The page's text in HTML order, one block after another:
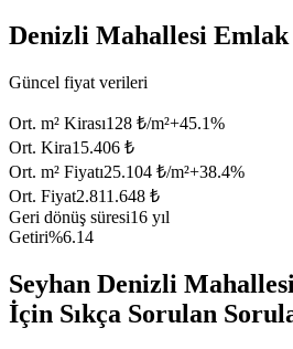
Denizli Mahallesi Emlak
Güncel fiyat verileri
Ort. m² Kirası128 ₺/m²+45.1%
Ort. Kira15.406 ₺
Ort. m² Fiyatı25.104 ₺/m²+38.4%
Ort. Fiyat2.811.648 ₺
Geri dönüş süresi16 yıl
Getiri%6.14
Seyhan Denizli
İçin Sıkça Sorulan